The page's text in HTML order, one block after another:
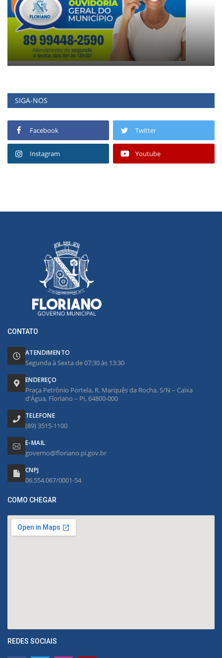
SIGA-NOS
Facebook Twitter
Instagram Youtube
CONTATO
ATENDIMENTO
Segunda à Sexta de 07:30 às 13:30
ENDEREÇO
Praça Petrônio Portela, R. Marquês da Rocha, S/N – Caixa
d'Água, Floriano – PI, 64800-000
TELEFONE
(89) 3515-1100
E-MAIL
governo@floriano.pi.gov.br
CNPJ
06.554.067/0001-54
COMO CHEGAR
REDES SOCIAIS